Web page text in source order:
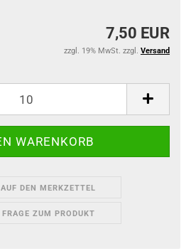
7,50 EUR
zzgl. 19% MwSt. zzgl. Versand
AUF DEN MERKZETTEL
FRAGE ZUM PRODUKT